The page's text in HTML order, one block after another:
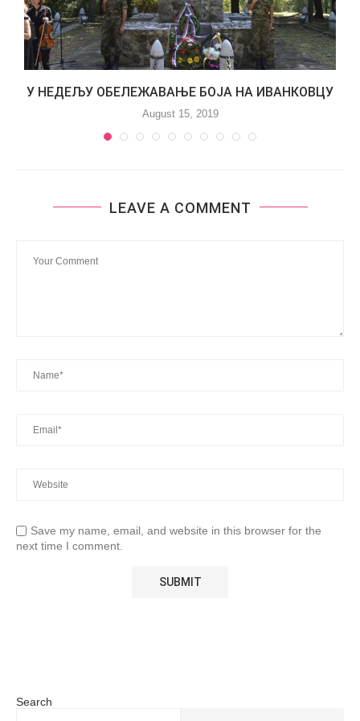
У НЕДЕЉУ ОБЕЛЕЖАВАЊЕ БОЈА НА ИВАНКОВЦУ
August 15, 2019
LEAVE A COMMENT
Save my name, email, and website in this browser for the
next time I comment.
Search